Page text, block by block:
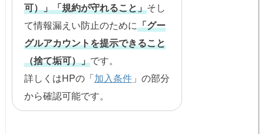
可）」「規約が守れること」そし
て情報漏えい防止のために「グー
グルアカウントを提示できること
（捨て垢可）」です。
詳しくはHPの「加入条件 」の部分
から確認可能です。